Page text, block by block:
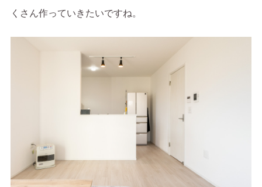
くさん作っていきたいですね。